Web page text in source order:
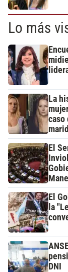
Lo más
La
caso
El
El
la
DNI